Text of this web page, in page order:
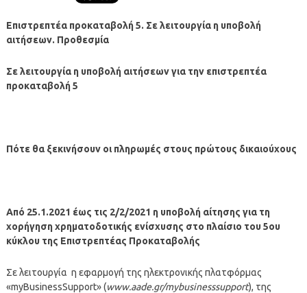
Επιστρεπτέα προκαταβολή 5. Σε λειτουργία η υποβολή
αιτήσεων. Προθεσμία
Σε λειτουργία η υποβολή αιτήσεων για την επιστρεπτέα
προκαταβολή 5
Πότε θα ξεκινήσουν οι πληρωμές στους πρώτους δικαιούχους
Από 25.1.2021 έως τις 2/2/2021 η υποβολή αίτησης για τη
χορήγηση χρηματοδοτικής ενίσχυσης στο πλαίσιο του 5ου
κύκλου της Επιστρεπτέας Προκαταβολής
Σε λειτουργία η εφαρμογή της ηλεκτρονικής πλατφόρμας
«myBusinessSupport» (www.aade.gr/mybusinesssupport), της